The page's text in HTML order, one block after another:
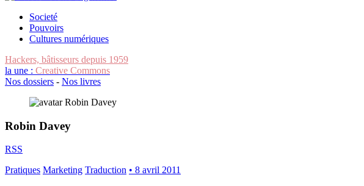
Societé
Pouvoirs
Cultures numériques
Hackers, bâtisseurs depuis 1959
la une : Creative Commons
Nos dossiers - Nos livres
Robin Davey
RSS
Pratiques Marketing Traduction • 8 avril 2011